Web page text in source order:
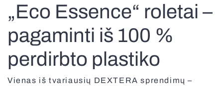
Visi išmanūs sprendimai
Dokinės sistemos
„Eco Essence“ roletai –
pagaminti iš 100 %
perdirbto plastiko
Vienas iš tvariausių DEXTERA sprendimų –